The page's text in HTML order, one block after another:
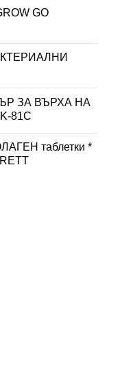
GO
ЗА ВЪРХА НА
81C
таблетки *